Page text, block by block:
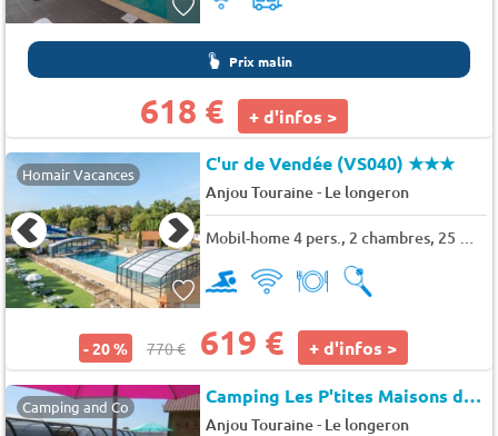
Prix malin
618 € + d'infos >
Homair Vacances C'ur de Vendée (VS040)★★★
Anjou Touraine- Le longeron
Mobil-home 4 pers., 2 chambres, 25 m² - 26 m²
- 20 % 770 € 619 € + d'infos >
Camping and Co Camping Les P'tites Maisons dans la Prairie
Anjou Touraine- Le longeron